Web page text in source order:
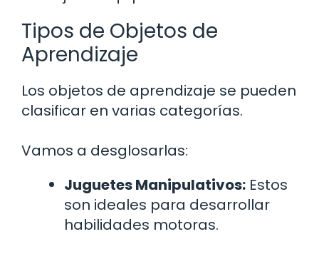
Tipos de Objetos de
Aprendizaje
Los objetos de aprendizaje se pueden
clasificar en varias categorías.
Vamos a desglosarlas:
Juguetes Manipulativos: Estos
son ideales para desarrollar
habilidades motoras.